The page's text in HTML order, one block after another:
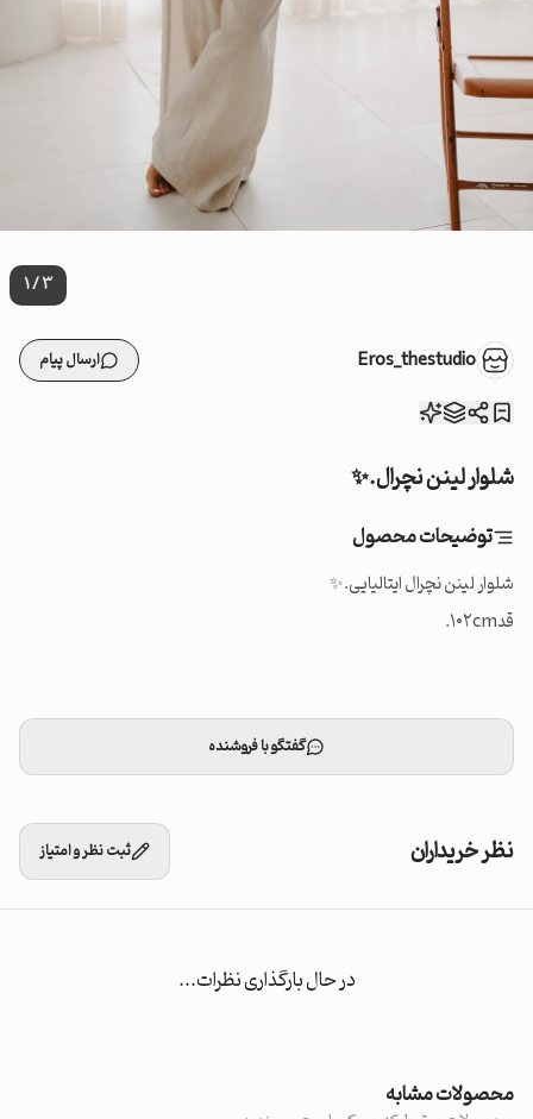
3
/
1
Eros_thestudio ارسال پیام
شلوار لینن نچرال.✨
توضیحات محصول
قد۱۰۲cm.
گفتگو با فروشنده
نظر خریداران ثبت نظر و امتیاز
در حال بارگذاری نظرات...
محصولات مشابه